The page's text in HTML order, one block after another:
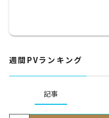
週間PVランキング
記事